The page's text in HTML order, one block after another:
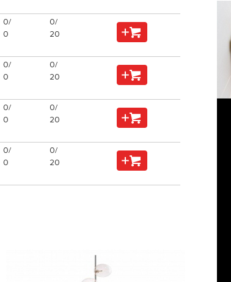
0/
0
0/
20
0/
0
0/
20
0/
0
0/
20
0/
0
0/
20